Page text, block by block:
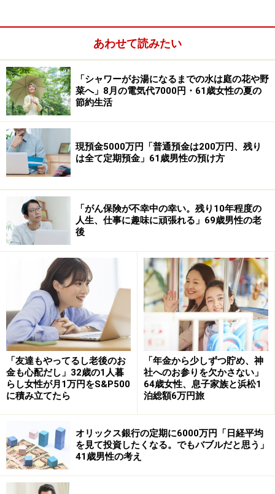
となら借りたくないという気持ちだった」とほわいとも
答。「給与を返済に充てることにより、希望する金額の
貯金ができず、大きい出費がある時に困る」と話しま
す。
「同じ収入なのに、奨学金のない妹がうら
やましい」
返済中に最も印象に残っている出来事として、「就職し
て半年後に返済がスタートしたが、返済が開始すること
を失念したまま生活費等の計算をしていたため、その月
の給与分からは支出できなかった」とほわいともかさ
ん。結果的には「就職してからの半年間で貯めた貯蓄
で、返済額1万5000円を賄うことができたため、返済が
滞ることはなかったが、余裕を持って準備したり、より
計画的にお金を使ったりしなければいけないと実感し
た」と続けます。
あわせて読みたい
「シャワーがお湯になるまでの水は庭の花や野
菜へ」8月の電気代7000円・61歳女性の夏の
節約生活
現預金5000万円「普通預金は200万円、残り
は全て定期預金」61歳男性の預け方
「がん保険が不幸中の幸い。残り10年程度の
人生、仕事に趣味に頑張れる」69歳男性の老
後
「友達もやってるし老後のお
金も心配だし」32歳の1人暮
らし女性が月1万円をS&P500
に積み立てたら
「年金から少しずつ貯め、神
社へのお参りを欠かさない」
64歳女性、息子家族と浜松1
泊総額6万円旅
オリックス銀行の定期に6000万円「日経平均
を見て投資したくなる。でもバブルだと思う」
41歳男性の考え